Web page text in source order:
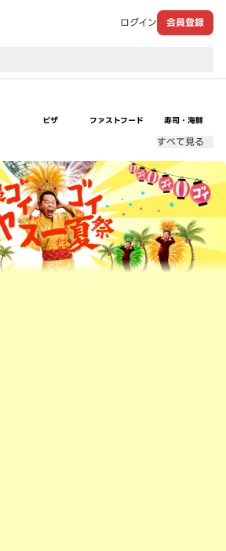
ログイン 会員登録
ピザ ファストフード 寿司・海鮮
すべて見る